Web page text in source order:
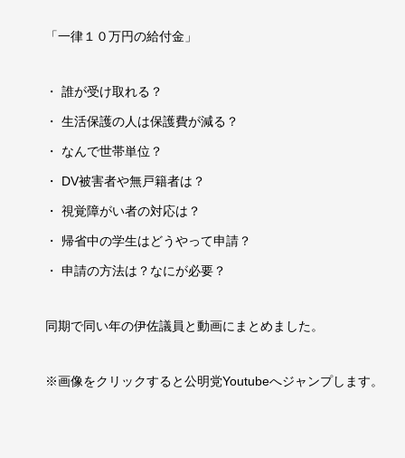
「一律１０万円の給付金」
・ 誰が受け取れる？
・ 生活保護の人は保護費が減る？
・ なんで世帯単位？
・ DV被害者や無戸籍者は？
・ 視覚障がい者の対応は？
・ 帰省中の学生はどうやって申請？
・ 申請の方法は？なにが必要？
同期で同い年の伊佐議員と動画にまとめました。
※画像をクリックすると公明党Youtubeへジャンプします。